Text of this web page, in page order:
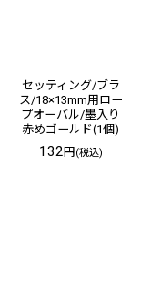
セッティング/ブラ
ス/18×13mm用ロー
プオーバル/墨入り
赤めゴールド(1個)
132 円 (税込)